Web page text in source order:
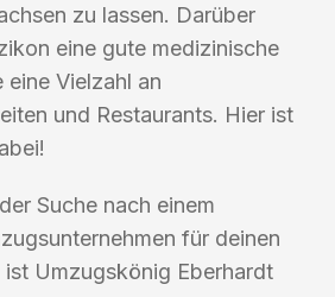
zu lassen. Darüber
eine gute medizinische
Vielzahl an
und Restaurants. Hier ist
Suche nach einem
für deinen
Umzugskönig Eberhardt